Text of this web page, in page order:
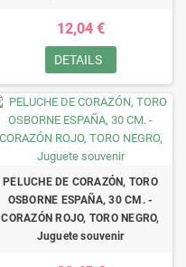
12,04 €
DETAILS
PELUCHE DE CORAZÓN, TORO
OSBORNE ESPAÑA, 30 CM. -
CORAZÓN ROJO, TORO NEGRO,
Juguete souvenir